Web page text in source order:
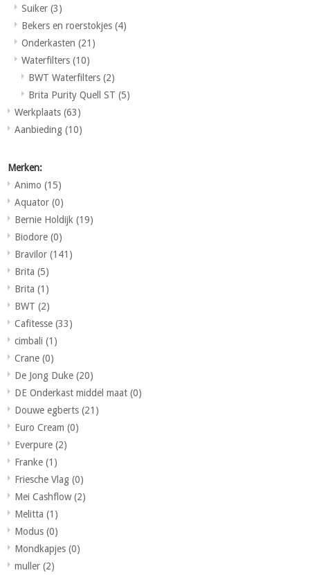
Suiker(3)
Bekers en roerstokjes(4)
Onderkasten(21)
Waterfilters(10)
BWT Waterfilters(2)
Brita Purity Quell ST(5)
Werkplaats(63)
Aanbieding(10)
Merken:
Animo(15)
Aquator(0)
Bernie Holdijk(19)
Biodore(0)
Bravilor(141)
Brita(5)
Brita(1)
BWT(2)
Cafitesse(33)
cimbali(1)
Crane(0)
De Jong Duke(20)
DE Onderkast middel maat(0)
Douwe egberts(21)
Euro Cream(0)
Everpure(2)
Franke(1)
Friesche Vlag(0)
Mei Cashflow(2)
Melitta(1)
Modus(0)
Mondkapjes(0)
muller(2)